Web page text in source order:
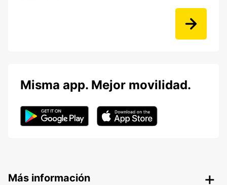
Misma app. Mejor movilidad.
Más información